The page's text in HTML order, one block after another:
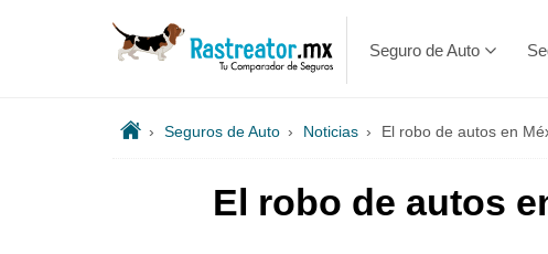
Seguro de Auto
› Seguros de Auto › Noticias › El robo de autos en
El robo de autos